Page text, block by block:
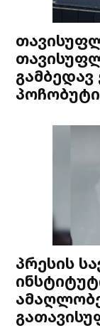
პოჩობუტი
პრესის